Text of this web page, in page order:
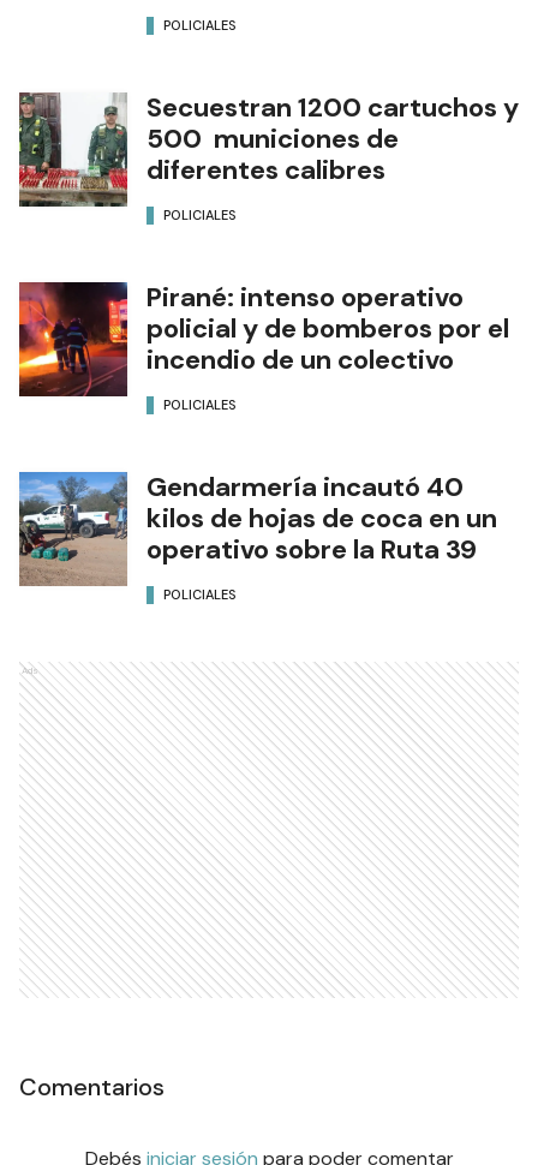
POLICIALES
Secuestran 1200 cartuchos y
500 municiones de
diferentes calibres
POLICIALES
Pirané: intenso operativo
policial y de bomberos por el
incendio de un colectivo
POLICIALES
Gendarmería incautó 40
kilos de hojas de coca en un
operativo sobre la Ruta 39
POLICIALES
Ads
Comentarios
Debés iniciar sesión para poder comentar